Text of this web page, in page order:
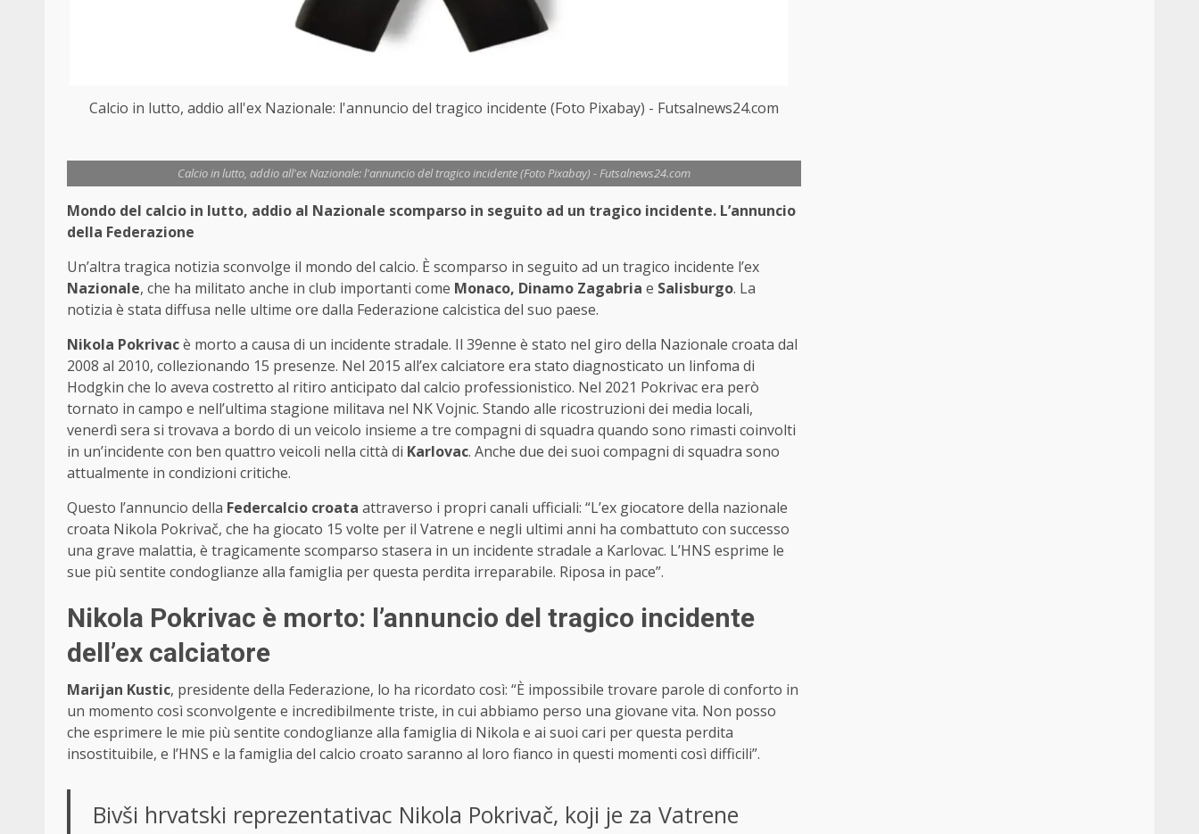
Calcio in lutto, addio all'ex Nazionale: l'annuncio del tragico incidente (Foto Pixabay) - Futsalnews24.com
Calcio in lutto, addio all'ex Nazionale: l'annuncio del tragico incidente (Foto Pixabay) - Futsalnews24.com
Mondo del calcio in lutto, addio al Nazionale scomparso in seguito ad un tragico incidente. L’annuncio
della Federazione
Un’altra tragica notizia sconvolge il mondo del calcio. È scomparso in seguito ad un tragico incidente l’ex
Nazionale, che ha militato anche in club importanti come Monaco, Dinamo Zagabria e Salisburgo. La
notizia è stata diffusa nelle ultime ore dalla Federazione calcistica del suo paese.
Nikola Pokrivacè morto a causa di un incidente stradale. Il 39enne è stato nel giro della Nazionale croata dal
2008 al 2010, collezionando 15 presenze. Nel 2015 all’ex calciatore era stato diagnosticato un linfoma di
Hodgkin che lo aveva costretto al ritiro anticipato dal calcio professionistico. Nel 2021 Pokrivac era però
tornato in campo e nell’ultima stagione militava nel NK Vojnic. Stando alle ricostruzioni dei media locali,
venerdì sera si trovava a bordo di un veicolo insieme a tre compagni di squadra quando sono rimasti coinvolti
in un’incidente con ben quattro veicoli nella città di Karlovac. Anche due dei suoi compagni di squadra sono
attualmente in condizioni critiche.
Questo l’annuncio della Federcalcio croata attraverso i propri canali ufficiali: “L’ex giocatore della nazionale
croata Nikola Pokrivač, che ha giocato 15 volte per il Vatrene e negli ultimi anni ha combattuto con successo
una grave malattia, è tragicamente scomparso stasera in un incidente stradale a Karlovac. L’HNS esprime le
sue più sentite condoglianze alla famiglia per questa perdita irreparabile. Riposa in pace”.
Nikola Pokrivac è morto: l’annuncio del tragico incidente
dell’ex calciatore
Marijan Kustic, presidente della Federazione, lo ha ricordato così: “È impossibile trovare parole di conforto in
un momento così sconvolgente e incredibilmente triste, in cui abbiamo perso una giovane vita. Non posso
che esprimere le mie più sentite condoglianze alla famiglia di Nikola e ai suoi cari per questa perdita
insostituibile, e l’HNS e la famiglia del calcio croato saranno al loro fianco in questi momenti così difficili”.
Bivši hrvatski reprezentativac Nikola Pokrivač, koji je za Vatrene